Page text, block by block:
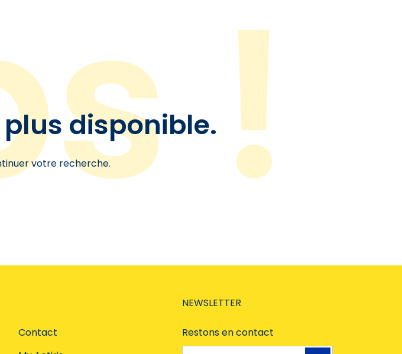
disponible.
votre recherche.
Contact
NEWSLETTER
Restons en contact